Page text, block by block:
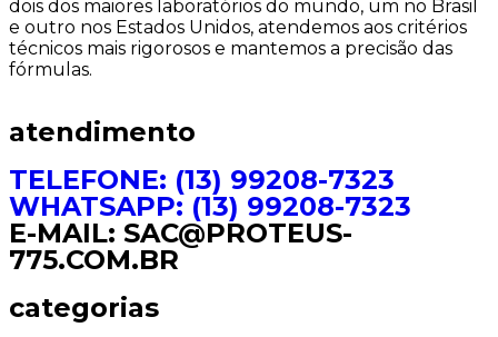
dois dos maiores laboratórios do mundo, um no Brasil
e outro nos Estados Unidos, atendemos aos critérios
técnicos mais rigorosos e mantemos a precisão das
fórmulas.
atendimento
TELEFONE: (13) 99208-7323
WHATSAPP: (13) 99208-7323
E-MAIL: SAC@PROTEUS-
775.COM.BR
categorias